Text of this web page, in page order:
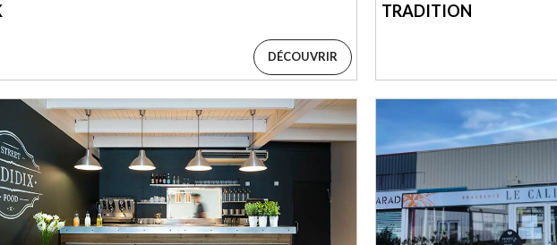
DÉCOUVRIR
TRADITION